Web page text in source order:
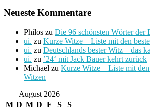
Neueste Kommentare
Philos zu Die 96 schönsten Wörter der
ui. zu Kurze Witze – Liste mit den
ui. zu Deutschlands bester Witz – das
ui. zu ’24‘ mit Jack Bauer kehrt zurück
Michael zu Kurze Witze – Liste mit
Witzen
August 2026
M D M D F S
S